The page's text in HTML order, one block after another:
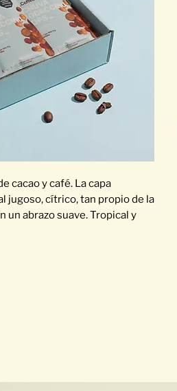
cacao y café. La capa
jugoso, cítrico, tan propio de la
un abrazo suave. Tropical y